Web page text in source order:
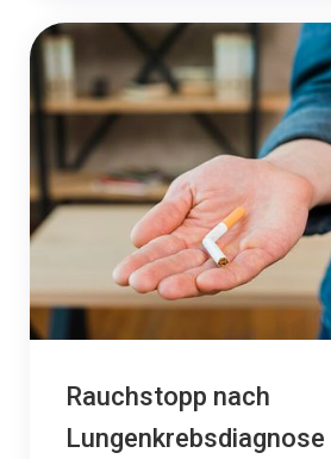
Rauchstopp nach
Lungenkrebsdiagnose